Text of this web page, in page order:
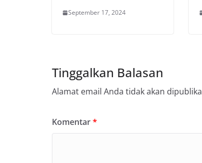
September 17, 2024
Tinggalkan Balasan
Alamat email Anda tidak akan
Komentar*